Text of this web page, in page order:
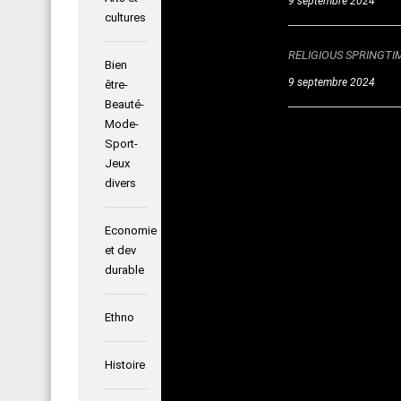
montrées
en
II-
cultures
Bien
être-
Beauté-
Mode-
Sport-
Jeux
divers
Economie
et dev
durable
Ethno
Histoire
RELIGIOUS
9 septembre 2024